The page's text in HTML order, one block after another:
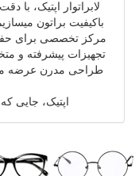
لابراتوار اپتیک،
باکیفیت براتون
مرکز تخصصی برای حفظ
تجهیزات پیشرفته و
طراحی مدرن عرضه می
اپتیک، جایی